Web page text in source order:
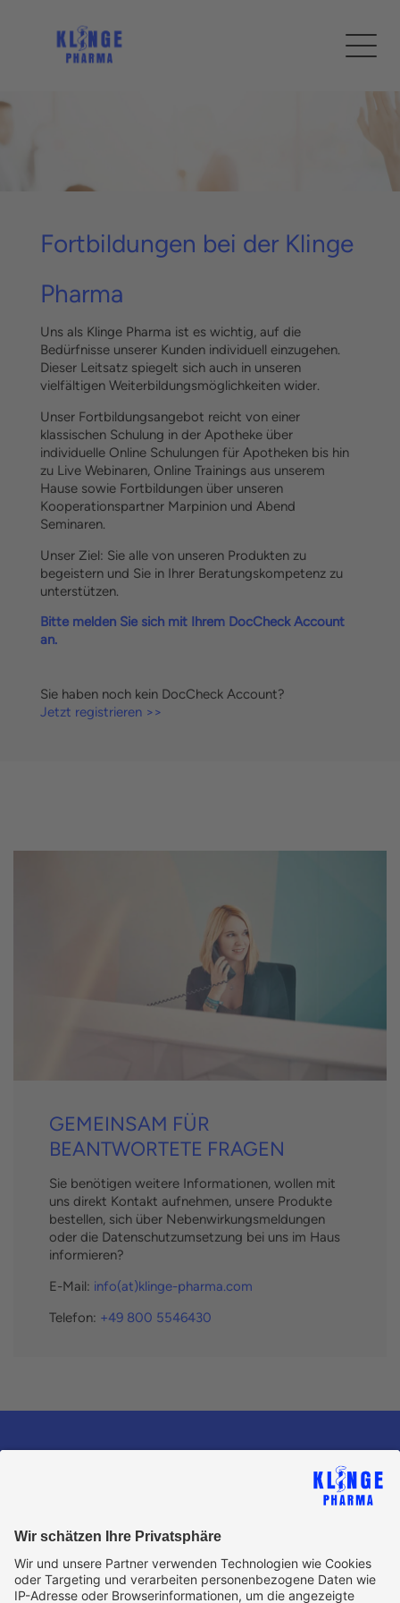
Fortbildungen bei der Klinge
Pharma
Uns als Klinge Pharma ist es wichtig, auf die
Bedürfnisse unserer Kunden individuell einzugehen.
Dieser Leitsatz spiegelt sich auch in unseren
vielfältigen Weiterbildungsmöglichkeiten wider.
Unser Fortbildungsangebot reicht von einer
klassischen Schulung in der Apotheke über
individuelle Online Schulungen für Apotheken bis hin
zu Live Webinaren, Online Trainings aus unserem
Hause sowie Fortbildungen über unseren
Kooperationspartner Marpinion und Abend
Seminaren.
Unser Ziel: Sie alle von unseren Produkten zu
begeistern und Sie in Ihrer Beratungskompetenz zu
unterstützen.
Bitte melden Sie sich mit Ihrem DocCheck Account
an.
Sie haben noch kein DocCheck Account?
Jetzt registrieren >>
GEMEINSAM FÜR
BEANTWORTETE FRAGEN
Sie benötigen weitere Informationen, wollen mit
uns direkt Kontakt aufnehmen, unsere Produkte
bestellen, sich über Nebenwirkungsmeldungen
oder die Datenschutzumsetzung bei uns im Haus
informieren?
E-Mail: info(at)klinge-pharma.com
Telefon: +49 800 5546430